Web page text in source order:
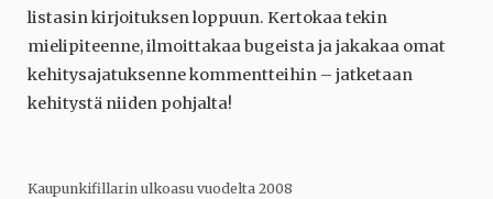
listasin kirjoituksen loppuun. Kertokaa tekin
mielipiteenne, ilmoittakaa bugeista ja jakakaa omat
kehitysajatuksenne kommentteihin – jatketaan
kehitystä niiden pohjalta!
Kaupunkifillarin ulkoasu vuodelta 2008